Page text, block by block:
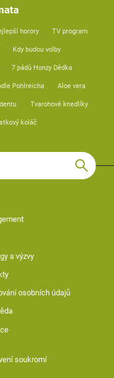
horory TV program
Kdy budou volby
7 pádů Honzy Dědka
Pohlreicha Aloe vera
Tvarohové knedlíky
koláč
a výzvy
osobních údajů
soukromí